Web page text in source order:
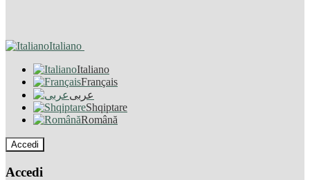
Italiano
Italiano
Français
عربى
Shqiptare
Română
Accedi
Accedi